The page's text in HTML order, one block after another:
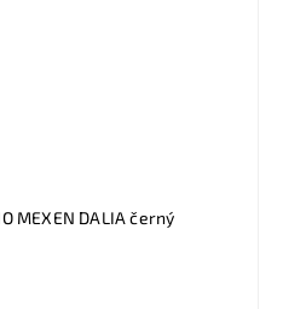
MEXEN DALIA černý